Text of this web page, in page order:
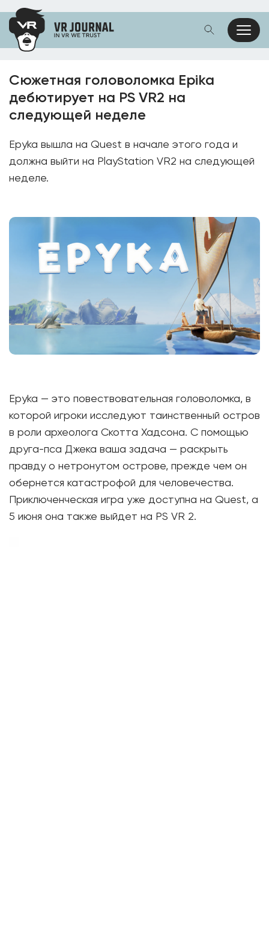
Сюжетная головоломка Epika
дебютирует на PS VR2 на
следующей неделе
Epyka вышла на Quest в начале этого года и
должна выйти на PlayStation VR2 на следующей
неделе.
Epyka — это повествовательная головоломка, в
которой игроки исследуют таинственный остров
в роли археолога Скотта Хадсона. С помощью
друга-пса Джека ваша задача — раскрыть
правду о нетронутом острове, прежде чем он
обернется катастрофой для человечества.
Приключенческая игра уже доступна на Quest, а
5 июня она также выйдет на PS VR 2.